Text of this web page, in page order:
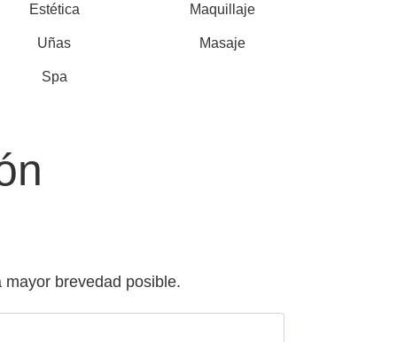
Estética Maquillaje
Uñas Masaje
Spa
brevedad posible.